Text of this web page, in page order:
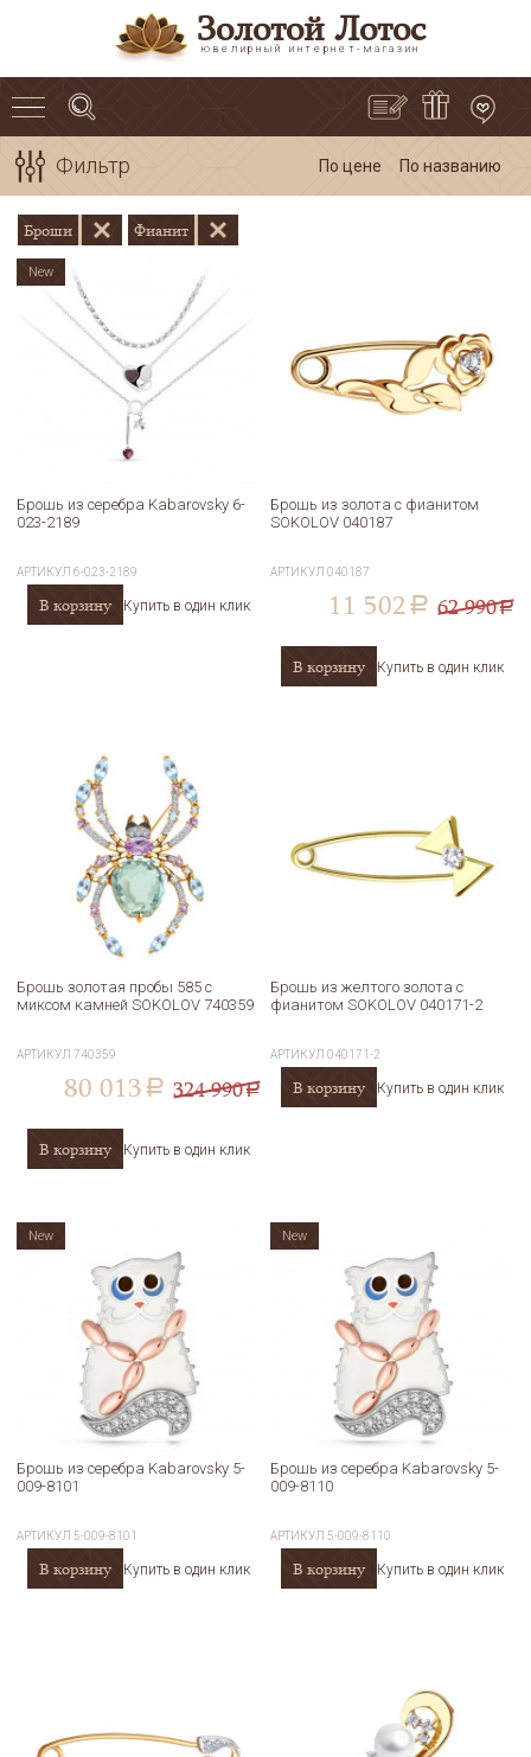
Золотой Лотос
ювелирный интернет-магазин
Фильтр По цене По названию
Броши Фианит
Брошь из серебра Kabarovsky 6-
023-2189
АРТИКУЛ6-023-2189
В корзину Купить в один клик
New
Брошь из золота с фианитом
SOKOLOV 040187
АРТИКУЛ040187
11 502 a 62 990a
В корзину Купить в один клик
Брошь золотая пробы 585 с
миксом камней SOKOLOV 740359
АРТИКУЛ740359
80 013 a 324 990a
В корзину Купить в один клик
Брошь из желтого золота с
фианитом SOKOLOV 040171-2
АРТИКУЛ040171-2
В корзину Купить в один клик
Брошь из серебра Kabarovsky 5-
009-8101
АРТИКУЛ5-009-8101
В корзину Купить в один клик
New
Брошь из серебра Kabarovsky 5-
009-8110
АРТИКУЛ5-009-8110
В корзину Купить в один клик
New